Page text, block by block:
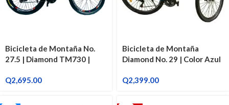
Bicicleta de Montaña No.
27.5 | Diamond TM730 |
Q2,695.00
Bicicleta de Montaña
Diamond No. 29 | Color Azul
Q2,399.00